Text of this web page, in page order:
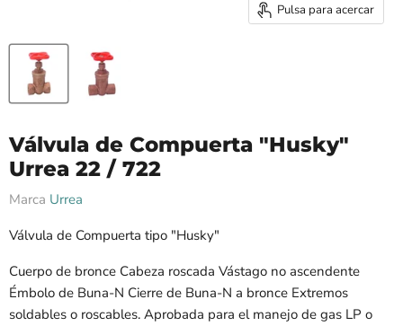
Pulsa para acercar
Válvula de Compuerta "Husky"
Urrea 22 / 722
Marca Urrea
Válvula de Compuerta tipo "Husky"
Cuerpo de bronce Cabeza roscada Vástago no ascendente
Émbolo de Buna-N Cierre de Buna-N a bronce Extremos
soldables o roscables. Aprobada para el manejo de gas LP o